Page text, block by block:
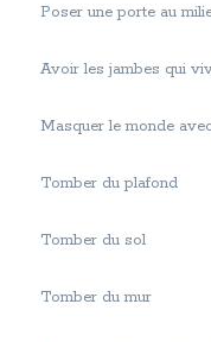
Poser une porte au
Avoir les jambes qui
Masquer le monde
Tomber du plafond
Tomber du sol
Tomber du mur